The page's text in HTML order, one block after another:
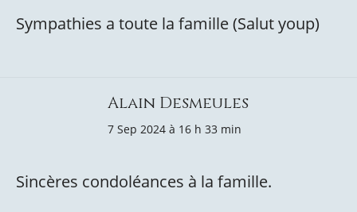
Sympathies a toute la famille (Salut youp)
Alain Desmeules
7 Sep 2024 à 16 h 33 min
Sincères condoléances à la famille.